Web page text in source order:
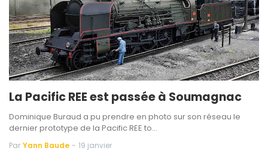
La Pacific REE est passée à Soumagnac
Dominique Buraud a pu prendre en photo sur son réseau le
dernier prototype de la Pacific REE to…
Par Yann Baude - 19 janvier